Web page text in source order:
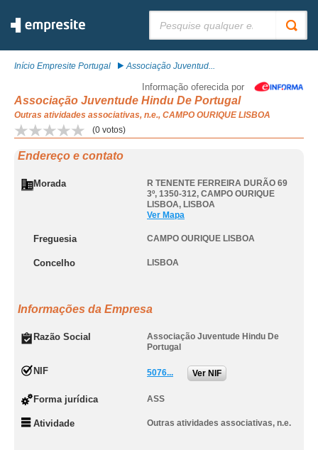
Início Empresite Portugal Associação Juventud...
Informação oferecida por
Associação Juventude Hindu De Portugal
Outras atividades associativas, n.e., CAMPO OURIQUE LISBOA
(0 votos)
Endereço e contato
Morada
R TENENTE FERREIRA DURÃO 69
3º, 1350-312, CAMPO OURIQUE
LISBOA, LISBOA
Ver Mapa
Freguesia CAMPO OURIQUE LISBOA
Concelho LISBOA
Informações da Empresa
Razão Social
Associação Juventude Hindu De
Portugal
NIF 5076... Ver NIF
Forma jurídica ASS
Atividade Outras atividades associativas, n.e.